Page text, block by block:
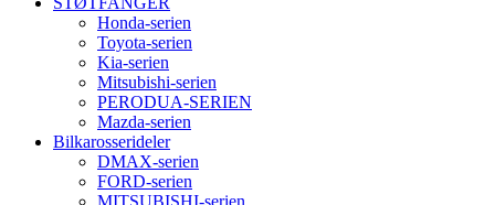
Honda-serien
Toyota-serien
Kia-serien
Mitsubishi-serien
PERODUA-SERIEN
Mazda-serien
Bilkarosserideler
DMAX-serien
FORD-serien
MITSUBISHI-serien